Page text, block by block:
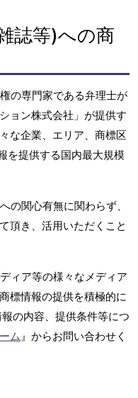
誌等)への商
の専門家である弁理士が
ョン株式会社」が提供す
な企業、エリア、商標区
を提供する国内最大規模
の関心有無に関わらず、
頂き、活用いただくこと
ィア等の様々なメディア
標情報の提供を積極的に
の内容、提供条件等につ
ム 』からお問い合わせく